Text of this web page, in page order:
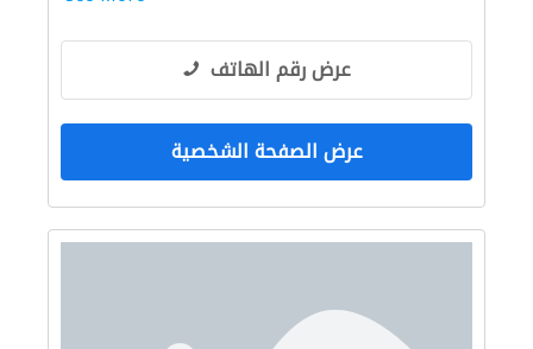
عرض رقم الهاتف
عرض الصفحة الشخصية